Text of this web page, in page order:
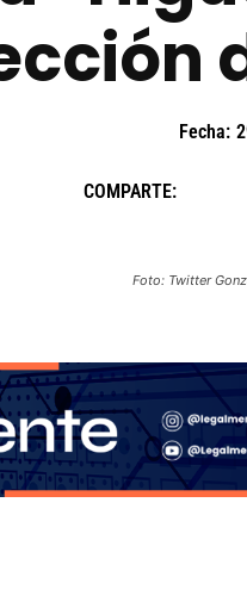
Fecha:
COMPARTE:
Foto: Twitter